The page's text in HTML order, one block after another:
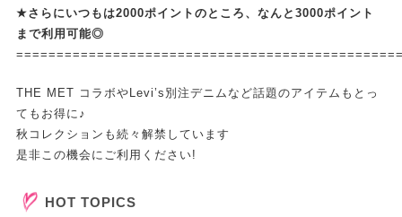
★さらにいつもは2000ポイントのところ、なんと3000ポイント
まで利用可能◎
THE MET コラボやLevi’s別注デニムなど話題のアイテムもとっ
てもお得に♪
秋コレクションも続々解禁しています
是非この機会にご利用ください!
HOT TOPICS